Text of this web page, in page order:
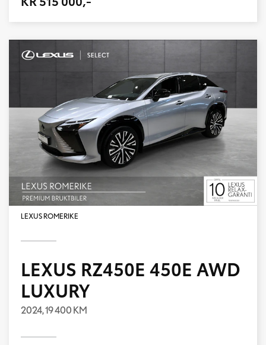
LEXUS ROMERIKE
LEXUS RZ450E 450E AWD
LUXURY
2024,19 400 KM